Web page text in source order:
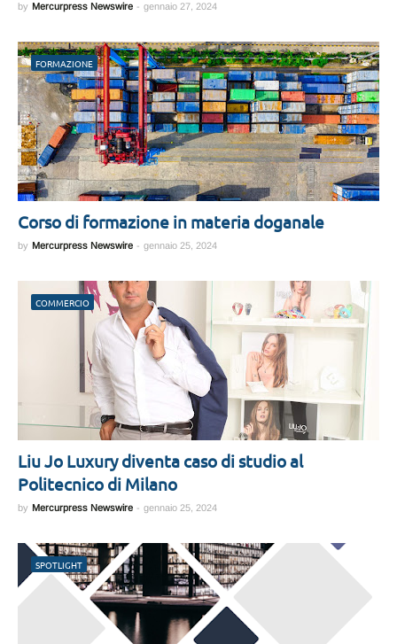
by Mercurpress Newswire - gennaio 27, 2024
FORMAZIONE
Corso di formazione in materia doganale
by Mercurpress Newswire - gennaio 25, 2024
COMMERCIO
Liu Jo Luxury diventa caso di studio al
Politecnico di Milano
by Mercurpress Newswire - gennaio 25, 2024
SPOTLIGHT